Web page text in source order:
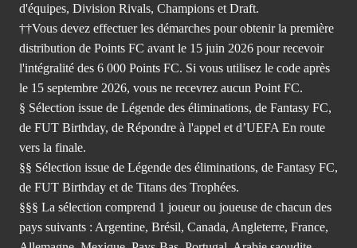
d'équipes, Division Rivals, Champions et Draft.
††Vous devez effectuer les démarches pour obtenir la première
distribution de Points FC avant le 15 juin 2026 pour recevoir
l'intégralité des 6 000 Points FC. Si vous utilisez le code après
le 15 septembre 2026, vous ne recevrez aucun Point FC.
§ Sélection issue de Légende des éliminations, de Fantasy FC,
de FUT Birthday, de Répondre à l'appel et d’UEFA En route
vers la finale.
§§ Sélection issue de Légende des éliminations, de Fantasy FC,
de FUT Birthday et de Titans des Trophées.
§§§ La sélection comprend 1 joueur ou joueuse de chacun des
pays suivants : Argentine, Brésil, Canada, Angleterre, France,